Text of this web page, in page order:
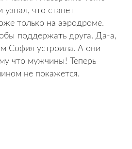
узнал, что станет
только на аэродроме.
поддержать друга. Да-а,
София устроила. А они
что мужчины! Теперь
не покажется.